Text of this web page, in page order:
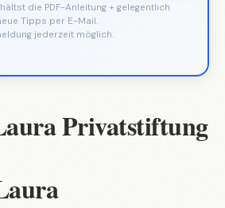
die PDF-Anleitung + gelegentlich
Tipps per E-Mail.
jederzeit möglich.
Privatstiftung